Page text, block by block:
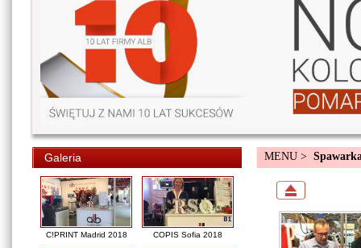
Galeria
C!PRINT Madrid 2018 COPIS Sofia 2018
MENU >